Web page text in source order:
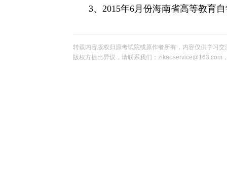
3、 2015年6月份海南省高等教育
转载内容版权归原考试院或原作者所有，内容仅供学习
版权方提出异议，请联系我们：zikaoservice@163.com